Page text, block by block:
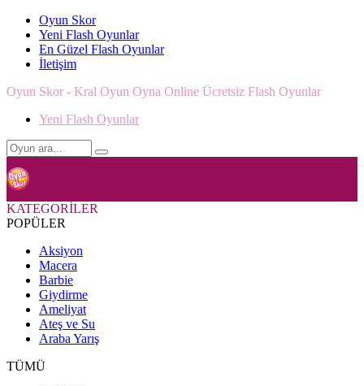
Oyun Skor
Yeni Flash Oyunlar
En Güzel Flash Oyunlar
İletişim
Oyun Skor - Kral Oyun Oyna Online Ücretsiz Flash Oyunlar
Yeni Flash Oyunlar
KATEGORİLER
POPÜLER
Aksiyon
Macera
Barbie
Giydirme
Ameliyat
Ateş ve Su
Araba Yarış
TÜMÜ